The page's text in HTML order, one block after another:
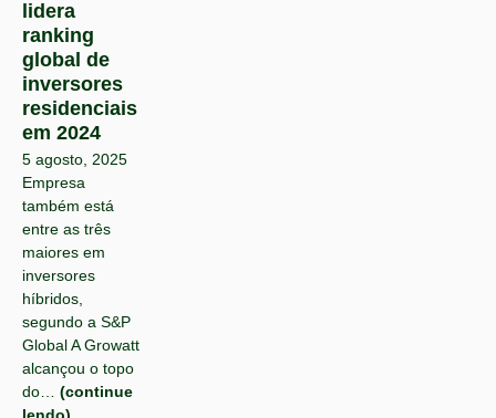
lidera
ranking
global de
inversores
residenciais
em 2024
5 agosto, 2025
Empresa
também está
entre as três
maiores em
inversores
híbridos,
segundo a S&P
Global A Growatt
alcançou o topo
do… (continue
lendo)